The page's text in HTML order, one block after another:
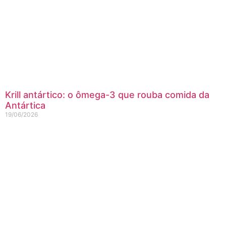
Krill antártico: o ômega-3 que rouba comida da
Antártica
19/06/2026